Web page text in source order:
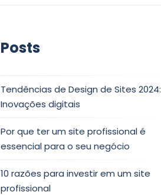
Posts
Tendências de Design de Sites 2024:
Inovações digitais
Por que ter um site profissional é
essencial para o seu negócio
10 razões para investir em um site
profissional